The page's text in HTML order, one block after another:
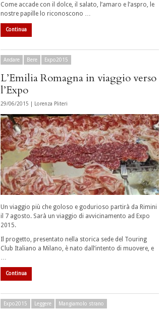
Come accade con il dolce, il salato, l’amaro e l’aspro, le
nostre papille lo riconoscono …
Continua
Andare Bere Expo2015
L’Emilia Romagna in viaggio verso
l’Expo
29/06/2015 | Lorenza Pliteri
Un viaggio più che goloso e godurioso partirà da Rimini
il 7 agosto. Sarà un viaggio di avvicinamento ad Expo
2015.
Il progetto, presentato nella storica sede del Touring
Club Italiano a Milano, è nato dall’intento di muovere, e
…
Continua
Expo2015
Leggere Mangiamolo strano